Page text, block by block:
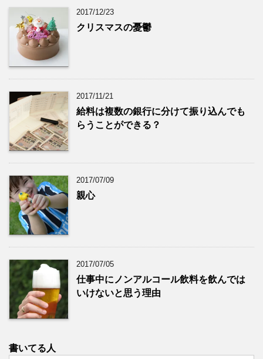
2017/12/23
クリスマスの憂鬱
2017/11/21
給料は複数の銀行に分けて振り込んでも
らうことができる？
2017/07/09
親心
2017/07/05
仕事中にノンアルコール飲料を飲んでは
いけないと思う理由
書いてる人